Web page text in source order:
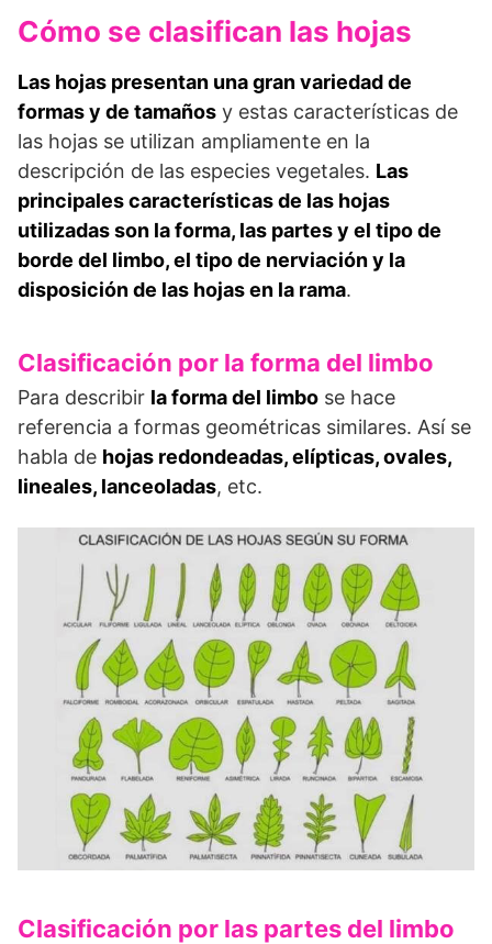
Cómo se clasifican las hojas
Las hojas presentan una gran variedad de
formas y de tamaños y estas características de
las hojas se utilizan ampliamente en la
descripción de las especies vegetales. Las
principales características de las hojas
utilizadas son la forma, las partes y el tipo de
borde del limbo, el tipo de nerviación y la
disposición de las hojas en la rama.
Clasificación por la forma del limbo
Para describir la forma del limbo se hace
referencia a formas geométricas similares. Así se
habla de hojas redondeadas, elípticas, ovales,
lineales, lanceoladas, etc.
Clasificación por las partes del limbo